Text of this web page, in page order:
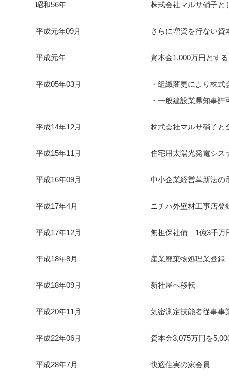
昭和56年 株式会社マルサ硝子と
平成元年09月 さらに増資を行ない資
平成元年 資本金1,000万円とする
平成05年03月
・組織変更により株
・一般建設業県知事
平成14年12月 株式会社マルサ硝子と
平成15年11月 住宅用太陽光発電シス
平成16年09月 中小企業経営革新法
平成17年4月 ニチハ外壁材工事店登
平成17年12月 無担保社債 1億3千万
平成18年8月 産業廃棄物処理業登録
平成18年09月 新社屋へ移転
平成20年11月 気密測定技能者従事事
平成22年06月 資本金3,075万円を
平成28年7月 快適住実の家会員